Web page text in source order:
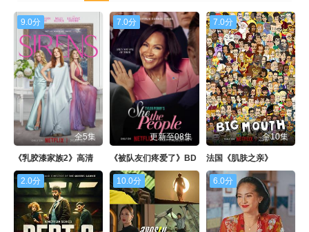
9.0分
全5集
《乳胶漆家族2》高清
7.0分
更新至08集
《被队友们疼爱了》BD
7.0分
全10集
法国《肌肤之亲》
2.0分 10.0分 6.0分